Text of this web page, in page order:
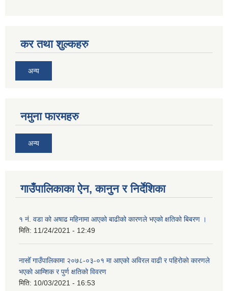
कर तथा शुल्कहरु
अन्य
नमुना फारमहरु
अन्य
गाउँपालिकाका ऐन, कानुन र निर्देशिका
१ नं. वडा को अषाढ महिनामा आएको बाढीको कारणले भएको क्षतिको बिबरण ।
मिति: 11/24/2021 - 12:49
नासोँ गाउँपालिकामा २०७८-०३-०१ मा आएको अविरल वाढी र पहिरोकाे कारणले
भएकाे आम्शिक र पुर्ण क्षतिको विवरण
मिति: 10/03/2021 - 16:53